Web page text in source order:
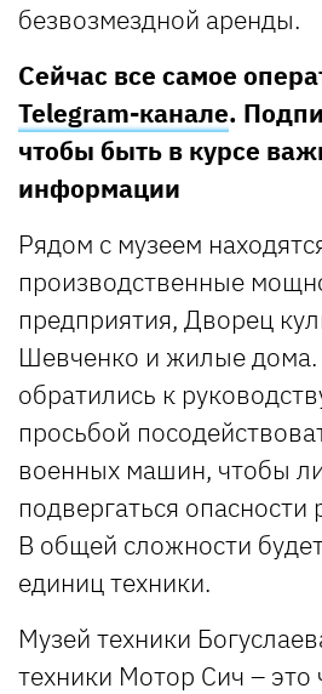
безвозмездной аренды.
Сейчас все самое
Telegram-канале.
чтобы быть в курсе
информации
Рядом с музеем
производственные
предприятия, Дворец
Шевченко и жилые
обратились к
просьбой
военных машин, чтобы
подвергаться опасности
В общей сложности
единиц техники.
Музей техники
техники Мотор Сич – это